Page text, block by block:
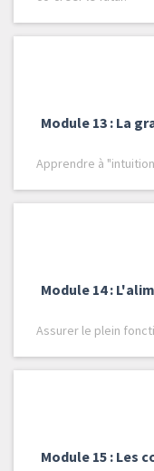
Module 13 : La
Apprendre à
Module 14 :
Assurer le plein
Module 15 : Les